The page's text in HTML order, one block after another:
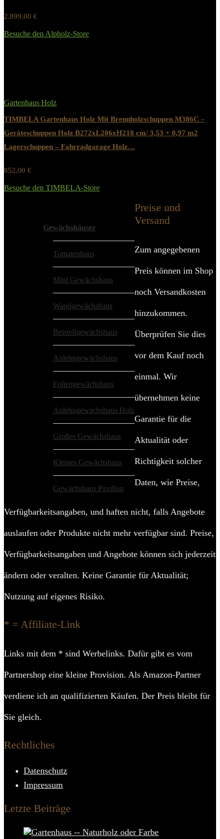
2.899,00 €
Besuche den Alpholz-Store
Gartenhaus Holz
TIMBELA Gartenhaus Holz Mit Brennholzschuppen M386C –
Geräteschuppen Holz B272xL206xH218 cm/ 3,53 + 0,97 m2
Lagerschuppen – Fahrradgarage Holz…
852,00 €
Besuche den TIMBELA-Store
Gewächshäuser
Tomatenhaus
Mini Gewächshaus
Wandgewächshaus
Beistellgewächshaus
Anlehngewächshaus
Foliengewächshaus
Anlehngewächshaus Holz
Großes Gewächshaus
Kleines Gewächshaus
Gewächshaus Pavillon
Preise und
Versand
Zum angegebenen
Preis können im Shop
noch Versandkosten
hinzukommen.
Überprüfen Sie dies
vor dem Kauf noch
einmal. Wir
übernehmen keine
Garantie für die
Aktualität oder
Richtigkeit solcher
Daten, wie Preise,
Verfügbarkeitsangaben, und haften nicht, falls Angebote
auslaufen oder Produkte nicht mehr verfügbar sind. Preise,
Verfügbarkeitsangaben und Angebote können sich jederzeit
ändern oder veralten. Keine Garantie für Aktualität;
Nutzung auf eigenes Risiko.
* = Affiliate-Link
Links mit dem * sind Werbelinks. Dafür gibt es vom
Partnershop eine kleine Provision. Als Amazon-Partner
verdiene ich an qualifizierten Käufen. Der Preis bleibt für
Sie gleich.
Rechtliches
Datenschutz
Impressum
Letzte Beiträge